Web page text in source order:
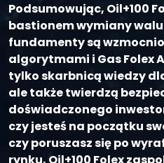
Podsumowując, Oil+100
bastionem wymiany
fundamenty są
algorytmami i Gas Folex
tylko skarbnicą wiedzy
ale także twierdzą
doświadczonego
czy jesteś na początku
czy poruszasz się po